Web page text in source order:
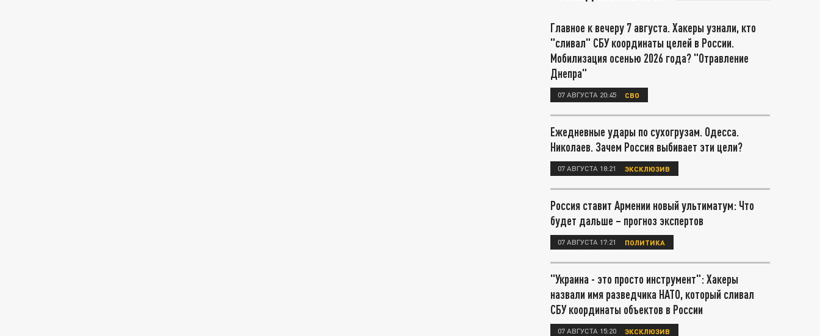
Главное к вечеру 7 августа. Хакеры узнали, кто
"сливал" СБУ координаты целей в России.
Мобилизация осенью 2026 года? "Отравление
Днепра"
07 АВГУСТА 20:45 СВО
Ежедневные удары по сухогрузам. Одесса.
Николаев. Зачем Россия выбивает эти цели?
07 АВГУСТА 18:21 ЭКСКЛЮЗИВ
Россия ставит Армении новый ультиматум: Что
будет дальше – прогноз экспертов
07 АВГУСТА 17:21 ПОЛИТИКА
"Украина - это просто инструмент": Хакеры
назвали имя разведчика НАТО, который сливал
СБУ координаты объектов в России
07 АВГУСТА 15:20 ЭКСКЛЮЗИВ